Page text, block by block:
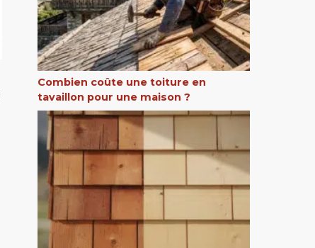
Combien coûte une toiture en
tavaillon pour une maison ?